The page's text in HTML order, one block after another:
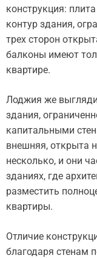
конструкция:
контур здания,
трех сторон
балконы имеют
квартире.
Лоджия же
здания,
капитальными
внешняя, открыта
несколько, и они
зданиях, где
разместить
квартиры.
Отличие
благодаря стенам